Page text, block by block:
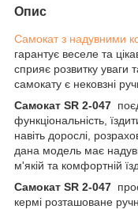
Опис
Самокат з надувними
гарантує веселе та
сприяє розвитку уваги
самокату є нековзні
Самокат SR 2-047
функціональність,
навіть дорослі,
дана модель має
м'якій та комфортній
Самокат SR 2-047
кермі розташоване